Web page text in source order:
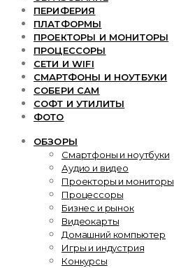
ПЕРИФЕРИЯ
ПЛАТФОРМЫ
ПРОЕКТОРЫ И МОНИТОРЫ
ПРОЦЕССОРЫ
СЕТИ И WIFI
СМАРТФОНЫ И НОУТБУКИ
СОБЕРИ САМ
СОФТ И УТИЛИТЫ
ФОТО
ОБЗОРЫ
Смартфоны и ноутбуки
Аудио и видео
Проекторы и мониторы
Процессоры
Бизнес и рынок
Видеокарты
Домашний компьютер
Игры и индустрия
Конкурсы